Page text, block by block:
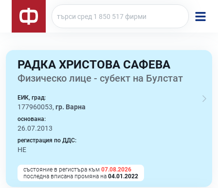
РАДКА ХРИСТОВА САФЕВА
Физическо лице - субект на Булстат
ЕИК, град:
177960053, гр. Варна
основана:
26.07.2013
регистрация по ДДС:
НЕ
състояние в регистъра към 07.08.2026
последна вписана промяна на 04.01.2022